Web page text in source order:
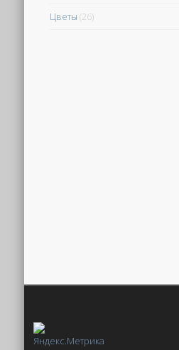
Цветы (26)